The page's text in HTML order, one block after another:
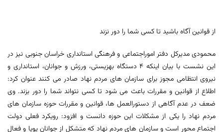
از قوانین آگاه باشید تا کسی شما را دور نزند
محمودی مدیرکل دفتر اموراجتماعی و فرهنگی استانداری خراسان جنوبی نیز در
این نشست با بیان اینکه 4 دستگاه بهزیستی، ورزش و جوانان، استانداری و
نیروی انتظامی مجوز برای سازمان های مردم نهاد صادر می کنند عنوان کرد:
اطلاع از قوانین و مقررات باعث می شود تا کسی نتواند شما را دور بزند. وی
ضعف در عدم آگاهی از دستورالعمل ها، قوانین و مقررات حوزه سازمان های
مردم نهاد را یکی از مشکلات این حوزه دانست و افزود: رویکرد فعلی دولت
اجتماع محور است و سازمان های مردم نهاد که متشکل از جوانان پویا و فعال